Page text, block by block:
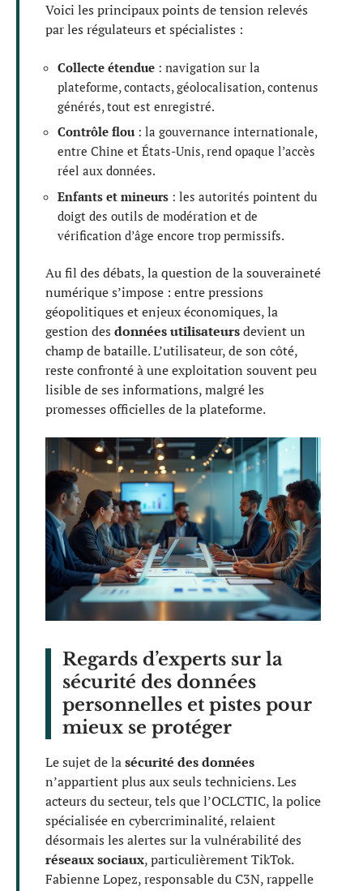
Voici les principaux points de tension relevés
par les régulateurs et spécialistes :
Collecte étendue : navigation sur la
plateforme, contacts, géolocalisation, contenus
générés, tout est enregistré.
Contrôle flou : la gouvernance internationale,
entre Chine et États-Unis, rend opaque l’accès
réel aux données.
Enfants et mineurs : les autorités pointent du
doigt des outils de modération et de
vérification d’âge encore trop permissifs.
Au fil des débats, la question de la souveraineté
numérique s’impose : entre pressions
géopolitiques et enjeux économiques, la
gestion des données utilisateursdevient un
champ de bataille. L’utilisateur, de son côté,
reste confronté à une exploitation souvent peu
lisible de ses informations, malgré les
promesses officielles de la plateforme.
Regards d’experts sur la
sécurité des données
personnelles et pistes pour
mieux se protéger
Le sujet de lasécurité des données
n’appartient plus aux seuls techniciens. Les
acteurs du secteur, tels que l’OCLCTIC, la police
spécialisée en cybercriminalité, relaient
désormais les alertes sur la vulnérabilité des
réseaux sociaux, particulièrement TikTok.
Fabienne Lopez, responsable du C3N, rappelle